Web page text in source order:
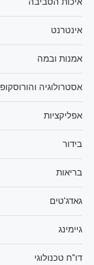
אינטרנט
אמנות ובמה
אסטרולוגיה והורוסקופ
אפליקציות
בידור
בריאות
גאדג'טים
גיימינג
דו"ח טכנולוגי